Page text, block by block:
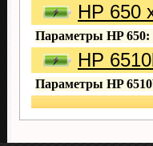
HP 650
Параметры HP 650:
HP
Параметры HP